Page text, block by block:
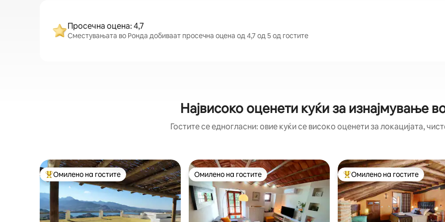
Просечна оцена: 4,7
Сместувањата во Ронда добиваат просечна оцена од 4,7 од 5 од гостите
Највисоко оценети куќи за изнајмување
Гостите се едногласни: овие куќи се високо оценети за локацијата,
Меѓу најуспешните „Омилени на гостите“
Омилено на гостите Омилено на гостите
Омилено на гостите Меѓу најуспешните „Омилени
Омилено на гостите